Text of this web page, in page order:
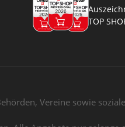
TOP
Vereine sowie